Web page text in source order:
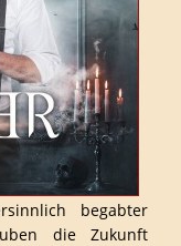
begabter
die Zukunft